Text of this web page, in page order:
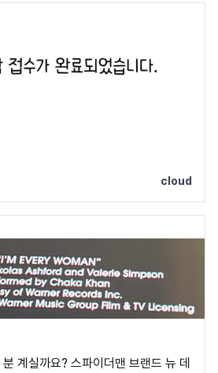
cloud
계실까요? 스파이더맨 브랜드 뉴 데